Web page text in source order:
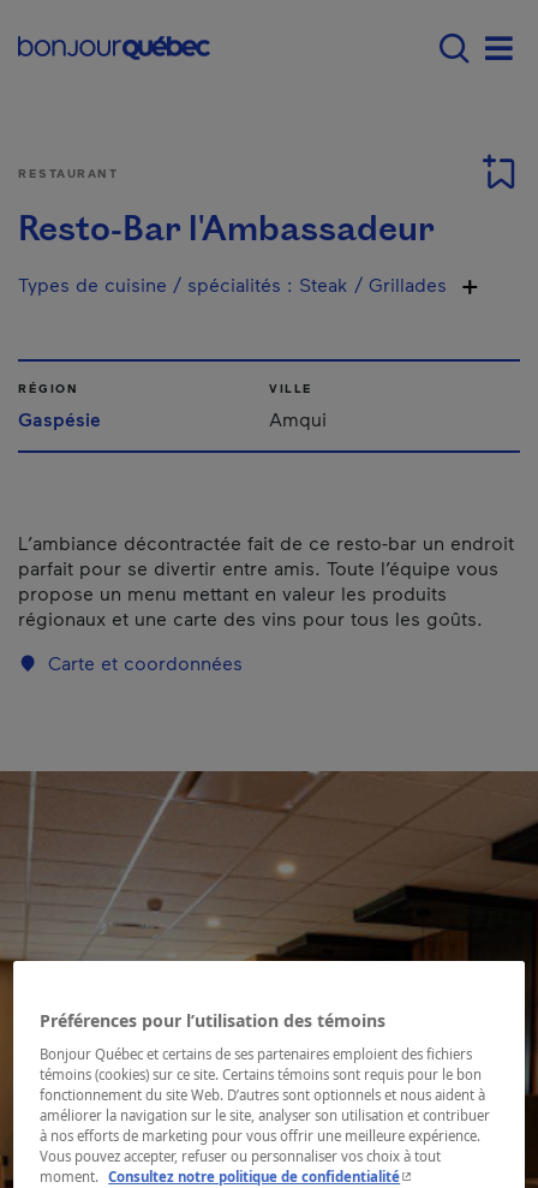
Main navigation -
RESTAURANT
Resto-Bar l'Ambassadeur
Types de cuisine / spécialités : Steak / Grillades
RÉGION
Gaspésie
VILLE
Amqui
L’ambiance décontractée fait de ce resto-bar un endroit
parfait pour se divertir entre amis. Toute l’équipe vous
propose un menu mettant en valeur les produits
régionaux et une carte des vins pour tous les goûts.
Carte et coordonnées
Préférences pour l’utilisation des témoins
Bonjour Québec et certains de ses partenaires emploient des fichiers
témoins (cookies) sur ce site. Certains témoins sont requis pour le bon
fonctionnement du site Web. D’autres sont optionnels et nous aident à
améliorer la navigation sur le site, analyser son utilisation et contribuer
à nos efforts de marketing pour vous offrir une meilleure expérience.
Vous pouvez accepter, refuser ou personnaliser vos choix à tout
moment. Consultez notre politique de confidentialité- Cet hyperlien